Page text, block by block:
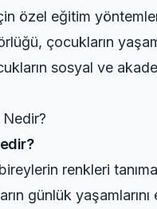
özel eğitim
çocukların
sosyal ve
renkleri
günlük